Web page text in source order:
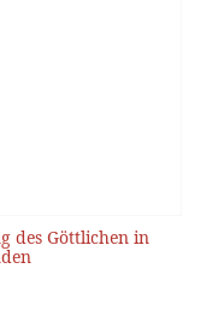
des Göttlichen in